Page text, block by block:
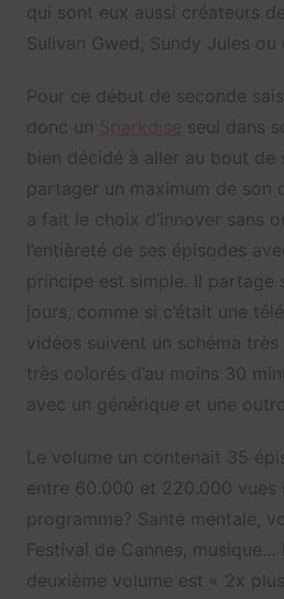
qui sont eux aussi créateurs
Sulivan Gwed, Sundy Jules ou
Pour ce début de seconde
donc un
seul dans
bien décidé à aller au bout de
partager un maximum de son
a fait le choix d’innover sans
l’entièreté de ses épisodes
principe est simple. Il partage
jours, comme si c’était une
vidéos suivent un schéma
très colorés d’au moins 30
avec un générique et une outro.
Le volume un contenait 35
entre 60.000 et 220.000 vues
programme? Santé mentale,
Festival de Cannes, musique…
deuxième volume est « 2x